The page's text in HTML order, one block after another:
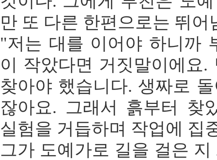
만 또 다른 한편으로는 뛰어
"저는 대를 이어야 하니까
이 작았다면 거짓말이에요.
찾아야 했습니다. 생짜로
잖아요. 그래서 흙부터 찾
실험을 거듭하며 작업에 집
그가 도예가로 길을 걸은